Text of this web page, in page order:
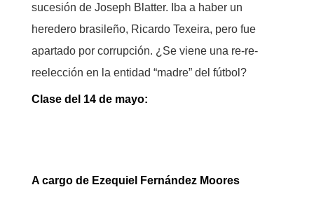
sucesión de Joseph Blatter. Iba a haber un
heredero brasileño, Ricardo Texeira, pero fue
apartado por corrupción. ¿Se viene una re-re-
reelección en la entidad “madre” del fútbol?
Clase del 14 de mayo:
A cargo de Ezequiel Fernández Moores